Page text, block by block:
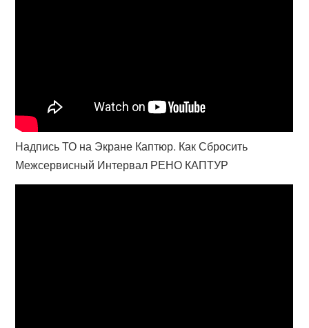
Надпись ТО на Экране Каптюр. Как Сбросить
Межсервисный Интервал РЕНО КАПТУР